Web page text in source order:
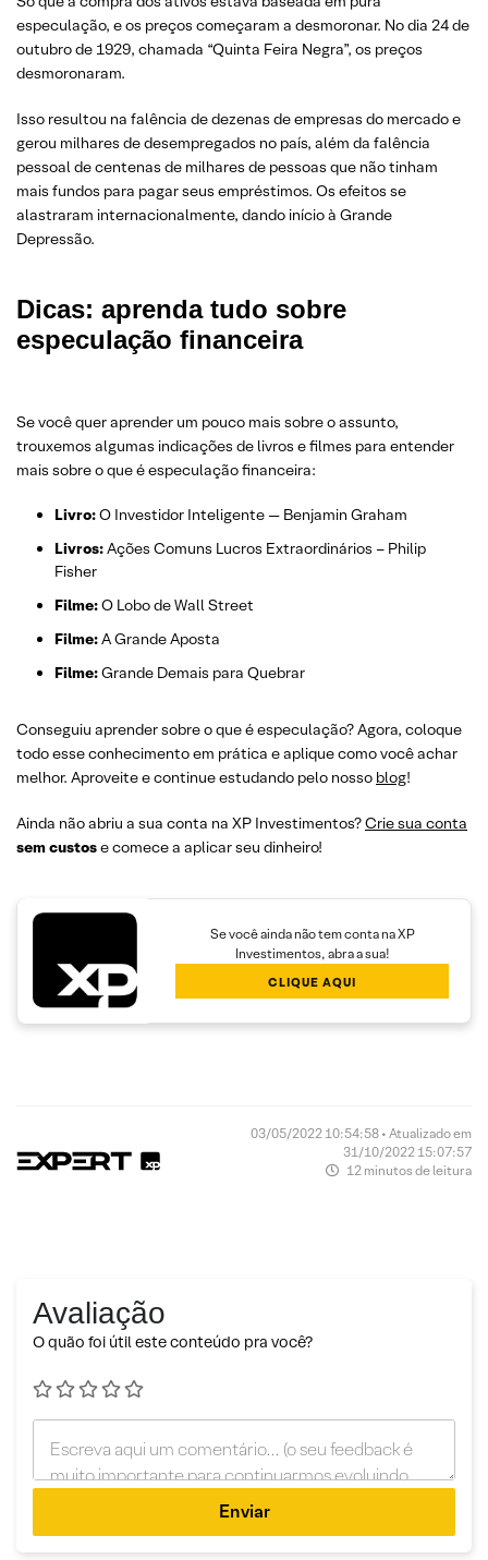
especulação, e os preços começaram a desmoronar. No dia 24 de
outubro de 1929, chamada “Quinta Feira Negra”, os preços
desmoronaram.
Isso resultou na falência de dezenas de empresas do mercado e
gerou milhares de desempregados no país, além da falência
pessoal de centenas de milhares de pessoas que não tinham
mais fundos para pagar seus empréstimos. Os efeitos se
alastraram internacionalmente, dando início à Grande
Depressão.
Dicas: aprenda tudo sobre
especulação financeira
Se você quer aprender um pouco mais sobre o assunto,
trouxemos algumas indicações de livros e filmes para entender
mais sobre o que é especulação financeira:
Livro:O Investidor Inteligente — Benjamin Graham
Livros:Ações Comuns Lucros Extraordinários – Philip
Fisher
Filme:O Lobo de Wall Street
Filme:A Grande Aposta
Filme:Grande Demais para Quebrar
Conseguiu aprender sobre o que é especulação? Agora, coloque
todo esse conhecimento em prática e aplique como você achar
melhor. Aproveite e continue estudando pelo nosso blog!
Ainda não abriu a sua conta na XP Investimentos?Crie sua conta
sem custose comece a aplicar seu dinheiro!
Se você ainda não tem conta na XP
Investimentos, abra a sua!
CLIQUE AQUI
03/05/2022 10:54:58 • Atualizado em
31/10/2022 15:07:57
12 minutos de leitura
Avaliação
O quão foi útil este conteúdo pra você?
Enviar